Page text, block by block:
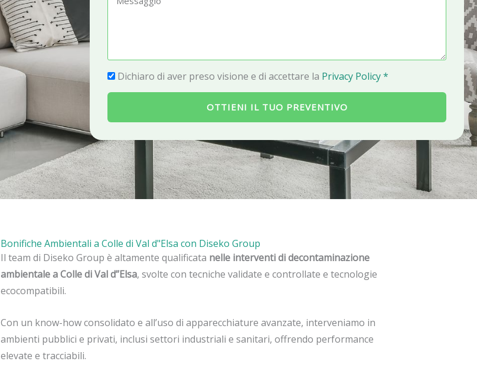
n
o
g
g
P
r
v
a
y
Dichiaro di aver preso visione e di accettare la Privacy Policy *
OTTIENI IL TUO PREVENTIVO
Bonifiche Ambientali a Colle di Val d"Elsa con Diseko Group
Il team di Diseko Group è altamente qualificata nelle interventi di decontaminazione
ambientale a Colle di Val d”Elsa, svolte con tecniche validate e controllate e tecnologie
ecocompatibili.
Con un know-how consolidato e all’uso di apparecchiature avanzate, interveniamo in
ambienti pubblici e privati, inclusi settori industriali e sanitari, offrendo performance
elevate e tracciabili.